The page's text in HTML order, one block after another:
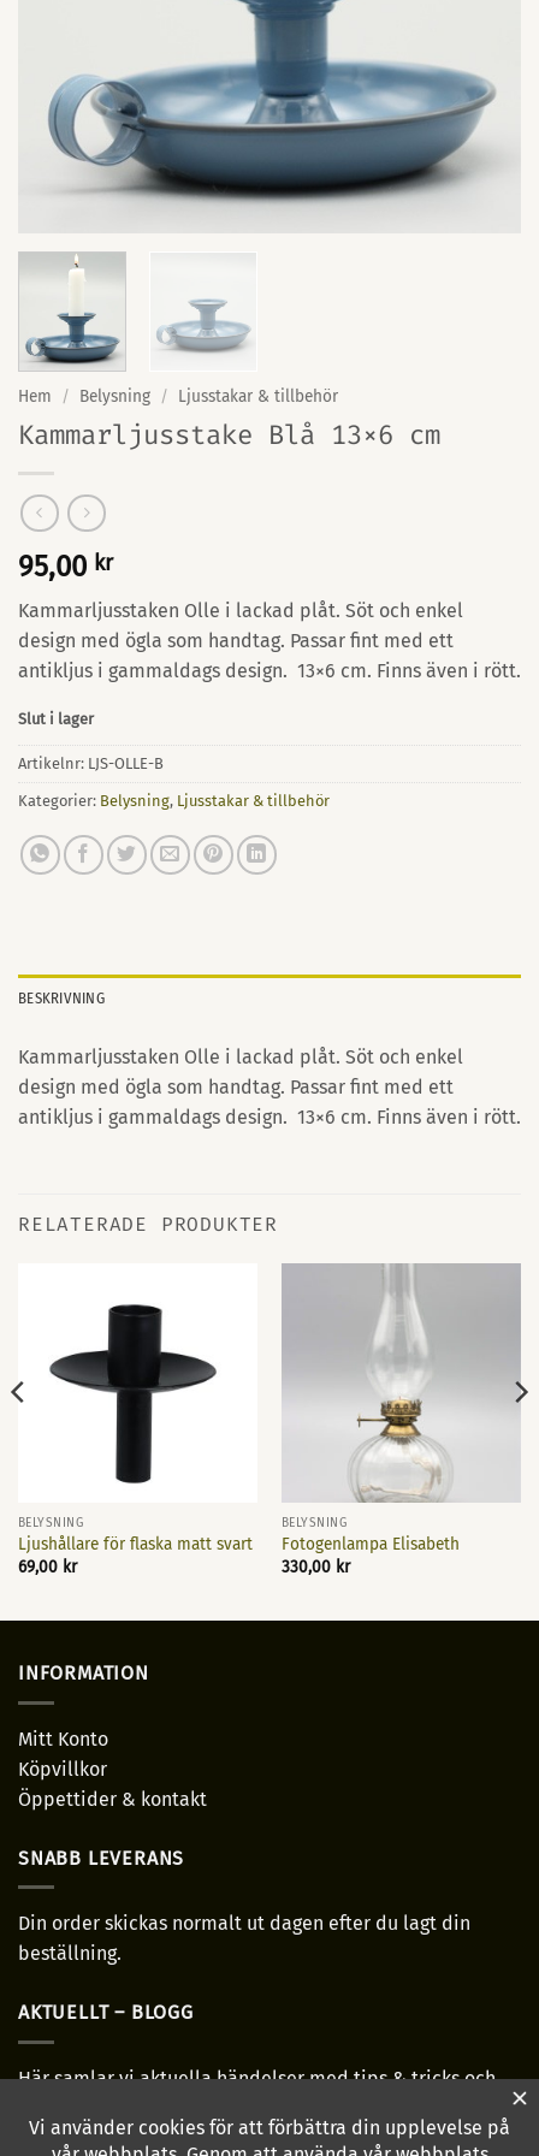
Hem / Belysning / Ljusstakar & tillbehör
Kammarljusstake Blå 13×6 cm
95,00 kr
Kammarljusstaken Olle i lackad plåt. Söt och enkel
design med ögla som handtag. Passar fint med ett
antikljus i gammaldags design. 13×6 cm. Finns även i rött.
Slut i lager
Artikelnr: LJS-OLLE-B
Kategorier: Belysning, Ljusstakar & tillbehör
BESKRIVNING
Kammarljusstaken Olle i lackad plåt. Söt och enkel
design med ögla som handtag. Passar fint med ett
antikljus i gammaldags design. 13×6 cm. Finns även i rött.
RELATERADE PRODUKTER
BELYSNING
Ljushållare för flaska matt svart
69,00 kr
BELYSNING
Fotogenlampa Elisabeth
330,00 kr
INFORMATION
Mitt Konto
Köpvillkor
Öppettider & kontakt
SNABB LEVERANS
Din order skickas normalt ut dagen efter du lagt din
beställning.
AKTUELLT – BLOGG
Här samlar vi aktuella händelser med tips & tricks och